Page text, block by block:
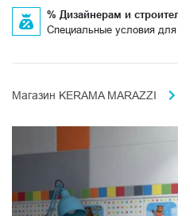
% Дизайнерам и
Специальные условия для
Магазин KERAMA MARAZZI